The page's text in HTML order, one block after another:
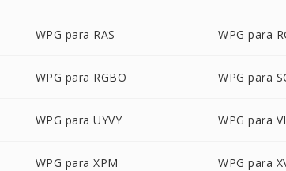
WPG para RAS WPG para
WPG para RGBO WPG para
WPG para UYVY WPG para
WPG para XPM WPG para